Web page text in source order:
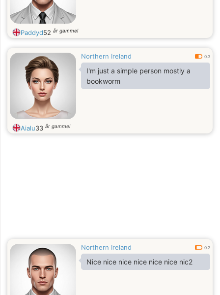
Paddyd52 år gammel
Northern Ireland 0.3
I'm just a simple person mostly a
bookworm
Aialu33 år gammel
Northern Ireland 0.2
Nice nice nice nice nice nice nic2